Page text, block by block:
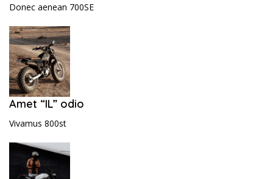
Donec aenean 700SE
Amet “IL” odio
Vivamus 800st